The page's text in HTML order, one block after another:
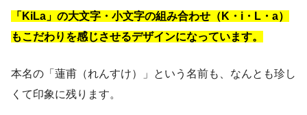
「KiLa」の大文字・小文字の組み合わせ（K・i・L・a）
もこだわりを感じさせるデザインになっています。
本名の「蓮甫（れんすけ）」という名前も、なんとも珍し
くて印象に残ります。